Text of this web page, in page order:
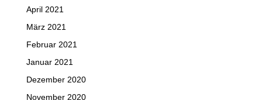
April 2021
März 2021
Februar 2021
Januar 2021
Dezember 2020
November 2020